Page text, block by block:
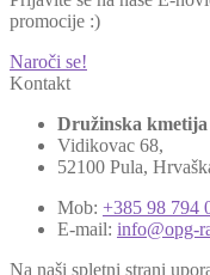
promocije :)
Naroči se!
Kontakt
Družinska
Vidikovac 68,
52100 Pula,
Mob: +385 98 794
E-mail: info@opg-
Na naši spletni strani